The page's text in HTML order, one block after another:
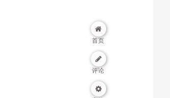
首页
评论